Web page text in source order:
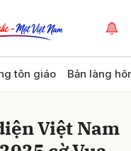
tôn giáo Bản làng
Việt Nam